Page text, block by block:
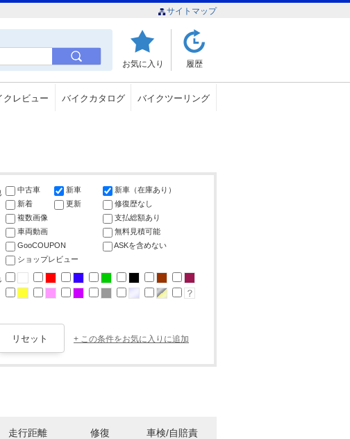
サイトマップ
お気に入り 履歴
クレビュー バイクカタログ バイクツーリング
中古車 新車
新車（在庫あり）
新着
更新
修復歴なし
複数画像
支払総額あり
車両動画
無料見積可能
GooCOUPON
ASKを含めない
ショップレビュー
+ この条件をお気に入りに追加
走行距離 修復 車検/自賠責